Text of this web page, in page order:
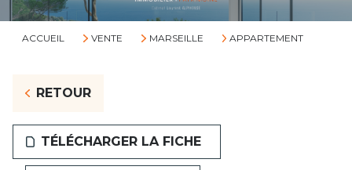
ACCUEIL VENTE MARSEILLE APPARTEMENT
RETOUR
TÉLÉCHARGER LA FICHE